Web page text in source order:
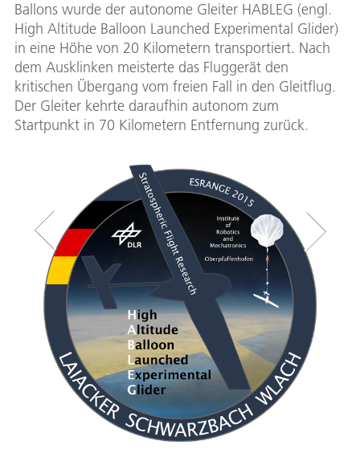
Ballons wurde der autonome Gleiter HABLEG (engl.
High Altitude Balloon Launched Experimental Glider)
in eine Höhe von 20 Kilometern transportiert. Nach
dem Ausklinken meisterte das Fluggerät den
kritischen Übergang vom freien Fall in den Gleitflug.
Der Gleiter kehrte daraufhin autonom zum
Startpunkt in 70 Kilometern Entfernung zurück.